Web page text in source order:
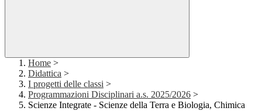
Home >
Didattica >
I progetti delle classi >
Programmazioni Disciplinari a.s. 2025/2026 >
Scienze Integrate - Scienze della Terra e Biologia, Chimica